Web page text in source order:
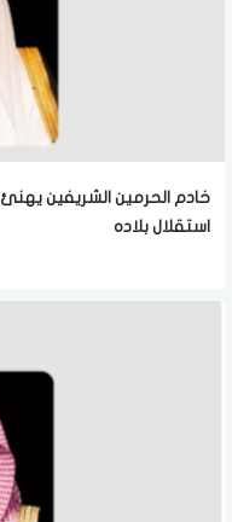
خادم الحرمين الشريفين
استقلال بلاده